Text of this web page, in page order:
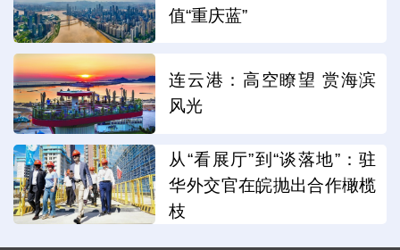
值“重庆蓝”
连云港：高空瞭望 赏海滨
风光
从“看展厅”到“谈落地”：驻
华外交官在皖抛出合作橄榄
枝